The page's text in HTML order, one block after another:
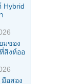
Hybrid
มของ
สิงห์ออ
มือสอง